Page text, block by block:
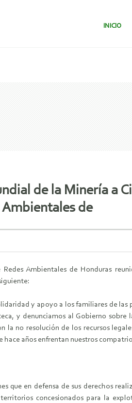
SALTAR
INICIO
de la Minería a
Ambientales de
Redes Ambientales de Honduras
y apoyo a los familiares de las
y denunciamos al Gobierno
la no resolución de los recursos
hace años enfrentan nuestros
que en defensa de sus derechos
concesionados para la